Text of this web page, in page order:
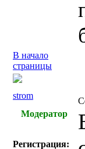
В начало
страницы
strom
Модератор
Регистрация: